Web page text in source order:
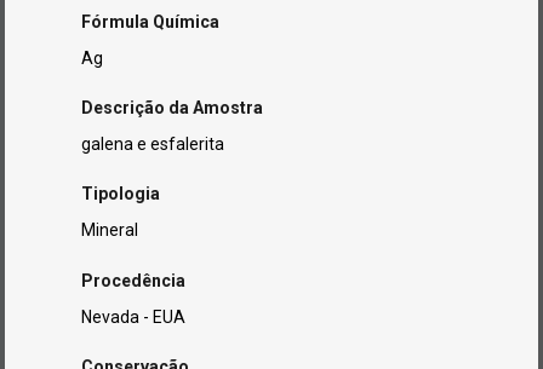
Fórmula Química
Ag
Descrição da Amostra
galena e esfalerita
Tipologia
Mineral
Procedência
Nevada - EUA